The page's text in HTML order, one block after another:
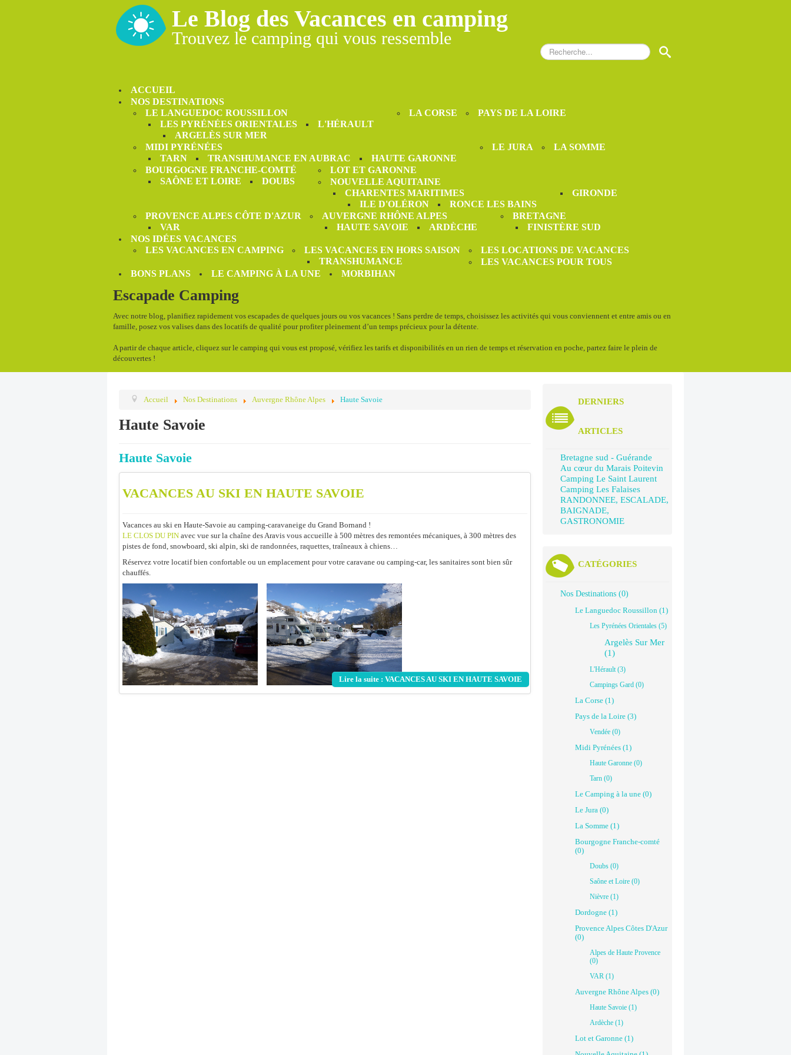
Le Blog des Vacances en camping
Trouvez le camping qui vous ressemble
Rechercher S
ACCUEIL
NOS DESTINATIONS
LE LANGUEDOC ROUSSILLON
LES PYRÉNÉES ORIENTALES
ARGELÈS SUR MER
L'HÉRAULT
LA CORSE PAYS DE LA LOIRE
MIDI PYRÉNÉES
TARN
TRANSHUMANCE EN AUBRAC HAUTE GARONNE
LE JURA LA SOMME
BOURGOGNE FRANCHE-COMTÉ
SAÔNE ET LOIRE
DOUBS
LOT ET GARONNE
NOUVELLE AQUITAINE
CHARENTES MARITIMES
ILE D'OLÉRON
RONCE LES BAINS
GIRONDE
PROVENCE ALPES CÔTE D'AZUR
VAR
AUVERGNE RHÔNE ALPES
HAUTE SAVOIE
ARDÈCHE
BRETAGNE
FINISTÈRE SUD
NOS IDÉES VACANCES
LES VACANCES EN CAMPING
LES VACANCES EN HORS SAISON
TRANSHUMANCE
LES LOCATIONS DE VACANCES
LES VACANCES POUR TOUS
BONS PLANS
LE CAMPING À LA UNE MORBIHAN
Escapade Camping
Avec notre blog, planifiez rapidement vos escapades de quelques jours ou vos vacances ! Sans perdre de temps, choisissez les activités qui vous conviennent et entre amis ou en
famille, posez vos valises dans des locatifs de qualité pour profiter pleinement d’un temps précieux pour la détente.
A partir de chaque article, cliquez sur le camping qui vous est proposé, vérifiez les tarifs et disponibilités en un rien de temps et réservation en poche, partez faire le plein de
découvertes !
Accueil Nos Destinations Auvergne Rhône Alpes Haute Savoie
Haute Savoie
Haute Savoie
VACANCES AU SKI EN HAUTE SAVOIE
Vacances au ski en Haute-Savoie au camping-caravaneige du Grand Bornand !
LE CLOS DU PIN avec vue sur la chaîne des Aravis vous accueille à 500 mètres des remontées mécaniques, à 300 mètres des
pistes de fond, snowboard, ski alpin, ski de randonnées, raquettes, traîneaux à chiens…
Réservez votre locatif bien confortable ou un emplacement pour votre caravane ou camping-car, les sanitaires sont bien sûr
chauffés.
Lire la suite : VACANCES AU SKI EN HAUTE SAVOIE
DERNIERS
ARTICLES
Bretagne sud - Guérande
Au cœur du Marais Poitevin
Camping Le Saint Laurent
Camping Les Falaises
RANDONNEE, ESCALADE,
BAIGNADE,
GASTRONOMIE
CATÉGORIES
Nos Destinations (0)
Le Languedoc Roussillon (1)
Les Pyrénées Orientales (5)
Argelès Sur Mer
(1)
L'Hérault (3)
Campings Gard (0)
La Corse (1)
Pays de la Loire (3)
Vendée (0)
Midi Pyrénées (1)
Haute Garonne (0)
Tarn (0)
Le Camping à la une (0)
Le Jura (0)
La Somme (1)
Bourgogne Franche-comté
(0)
Doubs (0)
Saône et Loire (0)
Nièvre (1)
Dordogne (1)
Provence Alpes Côtes D'Azur
(0)
Alpes de Haute Provence
(0)
VAR (1)
Auvergne Rhône Alpes (0)
Haute Savoie (1)
Ardèche (1)
Lot et Garonne (1)